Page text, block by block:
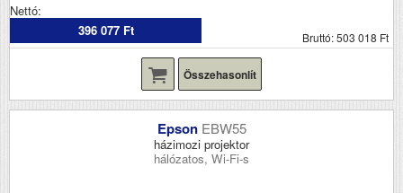
Nettó:
396 077 Ft
Bruttó: 503 018 Ft
Összehasonlít
Epson EBW55
házimozi projektor
hálózatos, Wi-Fi-s